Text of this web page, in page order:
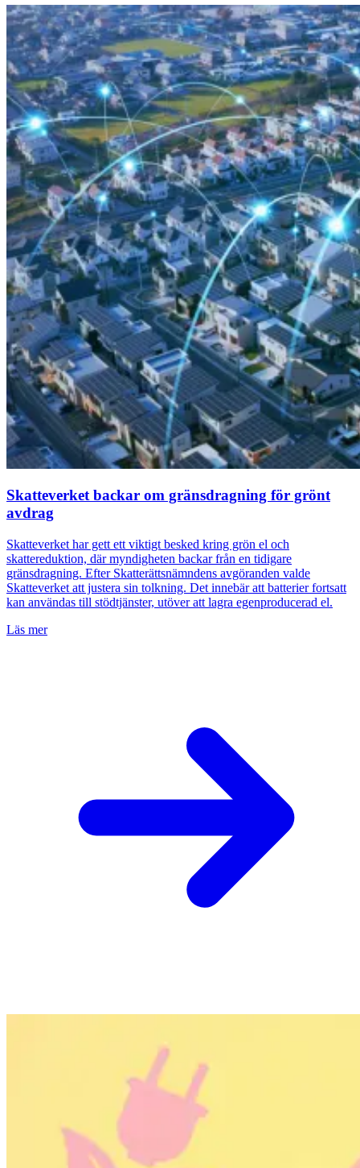
Skatteverket backar om gränsdragning för grönt
avdrag
Skatteverket har gett ett viktigt besked kring grön el och
skattereduktion, där myndigheten backar från en tidigare
gränsdragning. Efter Skatterättsnämndens avgöranden valde
Skatteverket att justera sin tolkning. Det innebär att batterier fortsatt
kan användas till stödtjänster, utöver att lagra egenproducerad el.
Läs mer